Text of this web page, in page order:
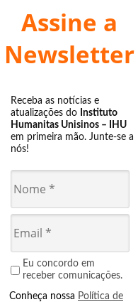
Assine a
Newsletter
Receba as notícias e
atualizações do Instituto
Humanitas Unisinos – IHU
em primeira mão. Junte-se a
nós!
Eu concordo em
receber comunicações.
Conheça nossa Política de